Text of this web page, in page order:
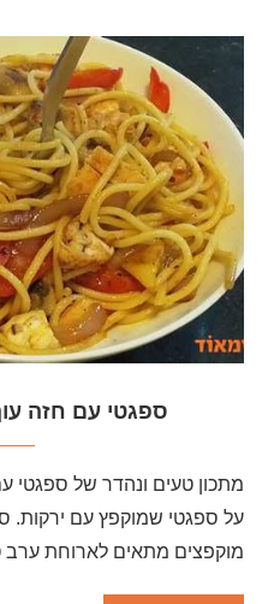
ספגטי עם חזה
מתכון טעים ונהדר של ספגטי
על ספגטי שמוקפץ עם ירקות.
מוקפצים מתאים לארוחת ערב